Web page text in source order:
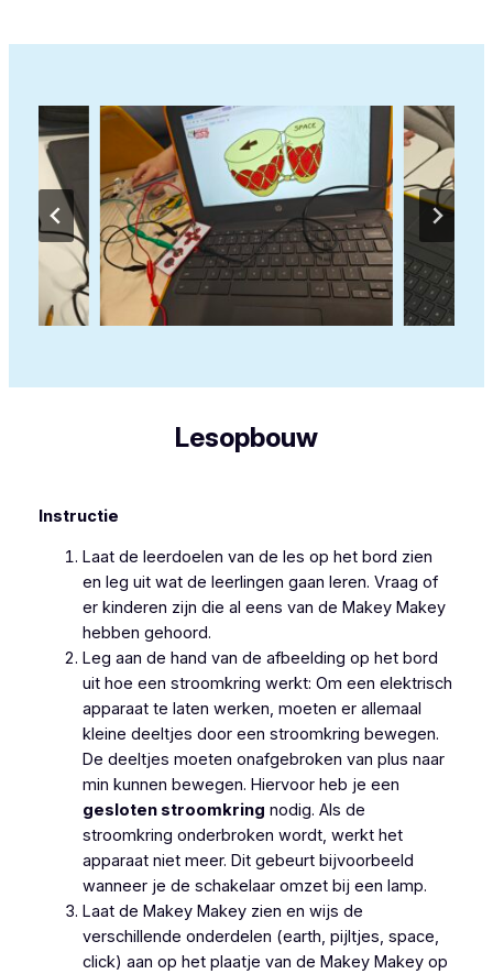
Lesopbouw
Instructie
Laat de leerdoelen van de les op het bord zien
en leg uit wat de leerlingen gaan leren. Vraag of
er kinderen zijn die al eens van de Makey Makey
hebben gehoord.
Leg aan de hand van de afbeelding op het bord
uit hoe een stroomkring werkt: Om een elektrisch
apparaat te laten werken, moeten er allemaal
kleine deeltjes door een stroomkring bewegen.
De deeltjes moeten onafgebroken van plus naar
min kunnen bewegen. Hiervoor heb je een
gesloten stroomkring nodig. Als de
stroomkring onderbroken wordt, werkt het
apparaat niet meer. Dit gebeurt bijvoorbeeld
wanneer je de schakelaar omzet bij een lamp.
Laat de Makey Makey zien en wijs de
verschillende onderdelen (earth, pijltjes, space,
click) aan op het plaatje van de Makey Makey op